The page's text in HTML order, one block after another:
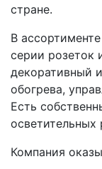
стране.
В
серии розеток
декоративный
обогрева,
Есть
осветительных
Компания